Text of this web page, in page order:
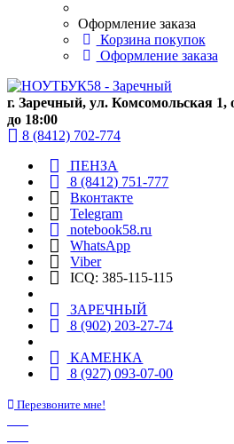
Оформление заказа
Корзина покупок
Оформление заказа
г. Заречный, ул. Комсомольская
до 18:00
8 (8412) 702-774
ПЕНЗА
8 (8412) 751-777
Вконтакте
Telegram
notebook58.ru
WhatsApp
Viber
ICQ: 385-115-115
ЗАРЕЧНЫЙ
8 (902) 203-27-74
КАМЕНКА
8 (927) 093-07-00
Перезвоните мне!